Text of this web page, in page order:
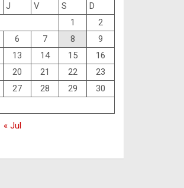
J V S
D
1
2
6 7 8
9
13 14 15
16
20 21 22
23
27 28 29
30
« Jul